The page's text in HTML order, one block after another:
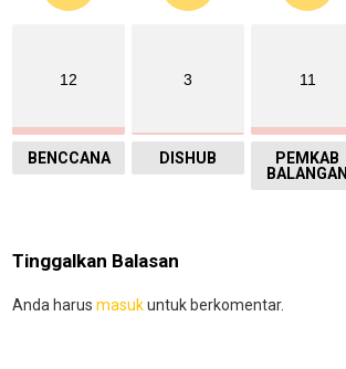
12
BENCCANA
3
DISHUB
11
PEMKAB
BALANGAN
Tinggalkan Balasan
Anda harus masukuntuk berkomentar.